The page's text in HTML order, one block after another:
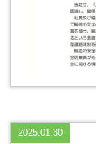
2025.01.30